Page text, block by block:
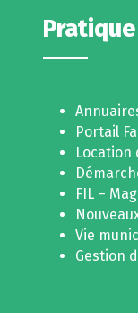
Portail
Location
FIL –
Vie
Gestion